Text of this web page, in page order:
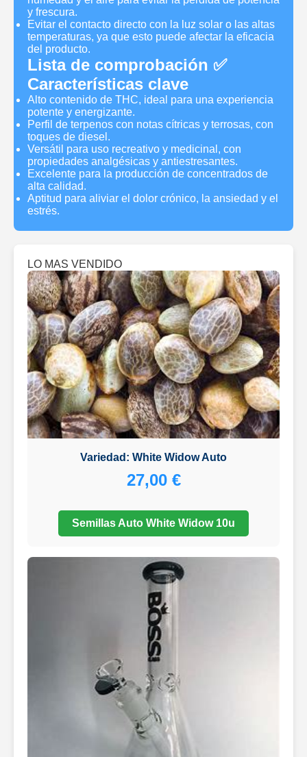
y frescura.
Evitar el contacto directo con la luz solar o las altas
temperaturas, ya que esto puede afectar la eficacia
del producto.
Lista de comprobación ✅
Características clave
Alto contenido de THC, ideal para una experiencia
potente y energizante.
Perfil de terpenos con notas cítricas y terrosas, con
toques de diesel.
Versátil para uso recreativo y medicinal, con
propiedades analgésicas y antiestresantes.
Excelente para la producción de concentrados de
alta calidad.
Aptitud para aliviar el dolor crónico, la ansiedad y el
estrés.
LO MAS VENDIDO
Variedad: White Widow Auto
27,00 €
Semillas Auto White Widow 10u